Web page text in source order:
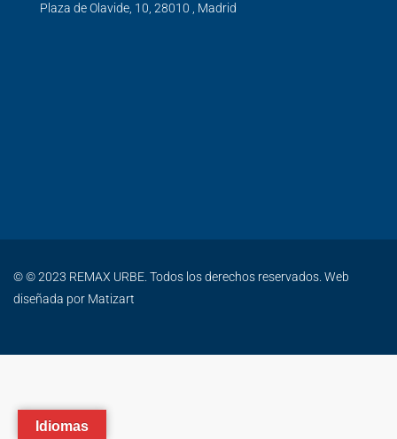
Plaza de Olavide, 10, 28010 , Madrid
© © 2023 REMAX URBE. Todos los derechos reservados. Web
diseñada por Matizart
Idiomas